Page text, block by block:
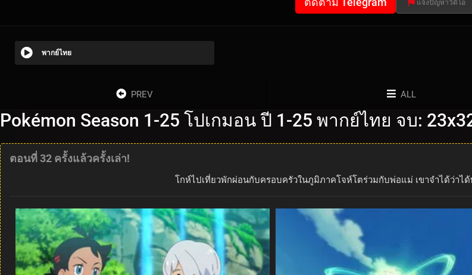
แจ้งปัญหาวีดีโอ
พากย์ไทย
PREV ALL
Pokémon Season 1-25 โปเกมอน ปี 1-25 พากย์ไทย จบ:
ตอนที่ 32 ครั้งแล้วครั้งเล่า!
โกห์ไปเที่ยวพักผ่อนกับครอบครัวในภูมิภาคโจห์โตร่วมกับพ่อแม่ เขาจำได้ว่าไ